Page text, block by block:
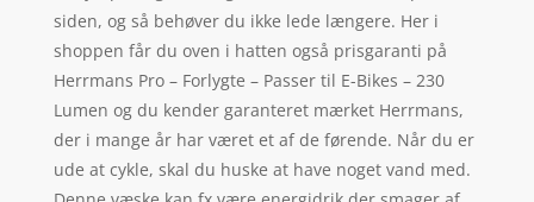
siden, og så behøver du ikke lede længere. Her i
shoppen får du oven i hatten også prisgaranti på
Herrmans Pro – Forlygte – Passer til E-Bikes – 230
Lumen og du kender garanteret mærket Herrmans,
der i mange år har været et af de førende. Når du er
ude at cykle, skal du huske at have noget vand med.